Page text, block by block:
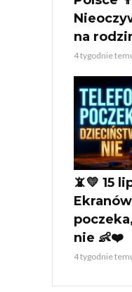
na
4 tygodnie
📵💛 15
nie 👶❤️
4 tygodnie